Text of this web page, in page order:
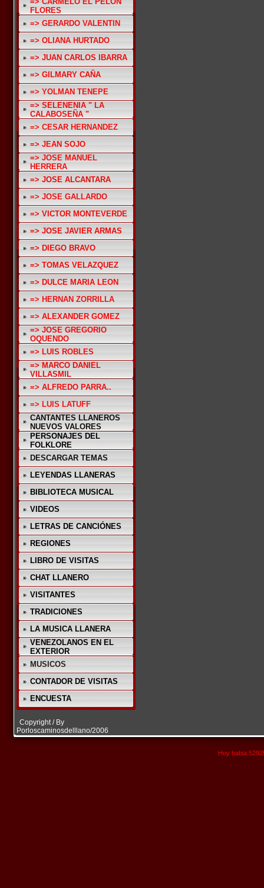
FLORES
=> GERARDO VALENTIN
=> OLIANA HURTADO
=> JUAN CARLOS IBARRA
=> GILMARY CAÑA
=> YOLMAN TENEPE
=> SELENENIA " LA
CALABOSEÑA "
=> CESAR HERNANDEZ
=> JEAN SOJO
=> JOSE MANUEL
HERRERA
=> JOSE ALCANTARA
=> JOSE GALLARDO
=> VICTOR MONTEVERDE
=> JOSE JAVIER ARMAS
=> DIEGO BRAVO
=> TOMAS VELAZQUEZ
=> DULCE MARIA LEON
=> HERNAN ZORRILLA
=> ALEXANDER GOMEZ
=> JOSE GREGORIO
OQUENDO
=> LUIS ROBLES
=> MARCO DANIEL
VILLASMIL
=> ALFREDO PARRA..
=> LUIS LATUFF
CANTANTES LLANEROS
NUEVOS VALORES
PERSONAJES DEL
FOLKLORE
DESCARGAR TEMAS
LEYENDAS LLANERAS
BIBLIOTECA MUSICAL
VIDEOS
LETRAS DE CANCIÓNES
REGIONES
LIBRO DE VISITAS
CHAT LLANERO
VISITANTES
TRADICIONES
LA MUSICA LLANERA
VENEZOLANOS EN EL
EXTERIOR
MUSICOS
CONTADOR DE VISITAS
ENCUESTA
Copyright / By
Porloscaminosdelllano/2006
Hoy habia